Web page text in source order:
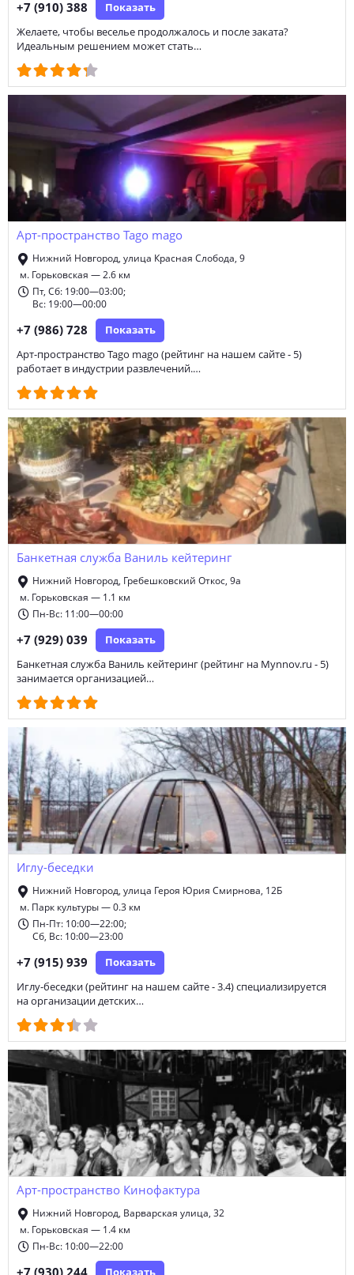
+7 (910) 388 Показать
Желаете, чтобы веселье продолжалось и после заката?
Идеальным решением может стать…
Арт-пространство Tago mago
Нижний Новгород, улица Красная Слобода, 9
м. Горьковская — 2.6 км
Пт, Сб: 19:00—03:00;
Вс: 19:00—00:00
+7 (986) 728 Показать
Арт-пространство Tago mago (рейтинг на нашем сайте - 5)
работает в индустрии развлечений.…
Банкетная служба Ваниль кейтеринг
Нижний Новгород, Гребешковский Откос, 9а
м. Горьковская — 1.1 км
Пн-Вс: 11:00—00:00
+7 (929) 039 Показать
Банкетная служба Ваниль кейтеринг (рейтинг на Mynnov.ru - 5)
занимается организацией…
Иглу-беседки
Нижний Новгород, улица Героя Юрия Смирнова, 12Б
м. Парк культуры — 0.3 км
Пн-Пт: 10:00—22:00;
Сб, Вс: 10:00—23:00
+7 (915) 939 Показать
Иглу-беседки (рейтинг на нашем сайте - 3.4) специализируется
на организации детских…
Арт-пространство Кинофактура
Нижний Новгород, Варварская улица, 32
м. Горьковская — 1.4 км
Пн-Вс: 10:00—22:00
Показать